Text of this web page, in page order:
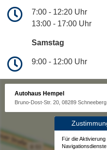
7:00 - 12:20 Uhr
13:00 - 17:00 Uhr
Samstag
9:00 - 12:00 Uhr
Autohaus Hempel
Bruno-Dost-Str. 20, 08289 Schneeberg
Für die